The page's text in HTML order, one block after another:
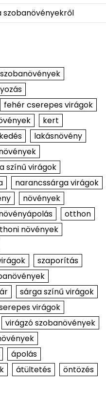
szobanövényekről
fehér cserepes virágok
kert
lakásnövény
színű virágok
narancssárga virágok
növények
otthon
növények
szaporítás
sárga színű virágok
virágok
virágzó szobanövények
ápolás
átültetés öntözés